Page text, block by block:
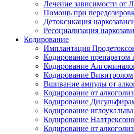
Лечение зависимости от
Помощь при
Детоксикация
Ресоциализация
Кодирование
Имплантация
Кодирование препаратом
Кодирование
Кодирование Вивитролом
Вшивание ампулы от
Кодирование от
Кодирование
Кодирование
Кодирование
Кодирование от